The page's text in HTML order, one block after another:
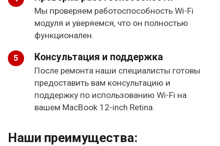
Мы проверяем работоспособность Wi-Fi
модуля и уверяемся, что он полностью
функционален.
Консультация и поддержка
После ремонта наши специалисты готовы
предоставить вам консультацию и
поддержку по использованию Wi-Fi на
вашем MacBook 12-inch Retina.
Наши преимущества: